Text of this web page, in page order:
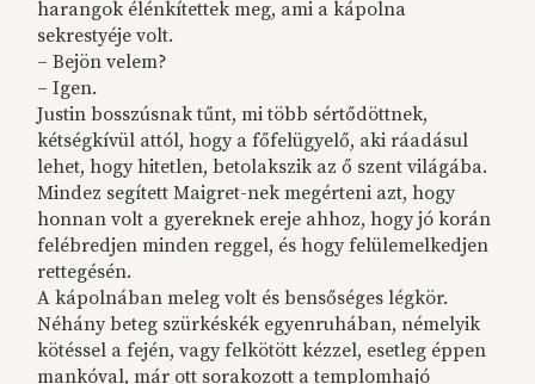
harangok élénkítettek meg, ami a kápolna
sekrestyéje volt.
– Bejön velem?
– Igen.
Justin bosszúsnak tűnt, mi több sértődöttnek,
kétségkívül attól, hogy a főfelügyelő, aki ráadásul
lehet, hogy hitetlen, betolakszik az ő szent világába.
Mindez segített Maigret-nek megérteni azt, hogy
honnan volt a gyereknek ereje ahhoz, hogy jó korán
felébredjen minden reggel, és hogy felülemelkedjen
rettegésén.
A kápolnában meleg volt és bensőséges légkör.
Néhány beteg szürkéskék egyenruhában, némelyik
kötéssel a fején, vagy felkötött kézzel, esetleg éppen
mankóval, már ott sorakozott a templomhajó